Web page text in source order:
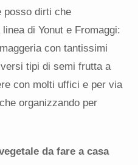
posso dirti che
di Yonut e Fromaggi:
con tantissimi
tipi di semi frutta a
con molti uffici e per via
organizzando per
da fare a casa